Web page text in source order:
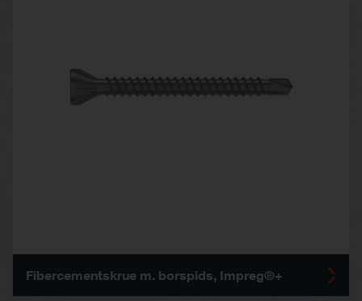
Fibercementskrue m. borspids, Impreg®+